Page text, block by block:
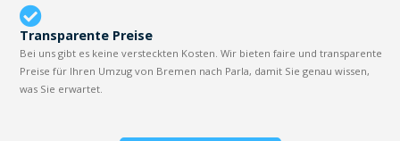
Transparente Preise
Bei uns gibt es keine versteckten Kosten. Wir bieten faire und transparente
Preise für Ihren Umzug von Bremen nach Parla, damit Sie genau wissen,
was Sie erwartet.